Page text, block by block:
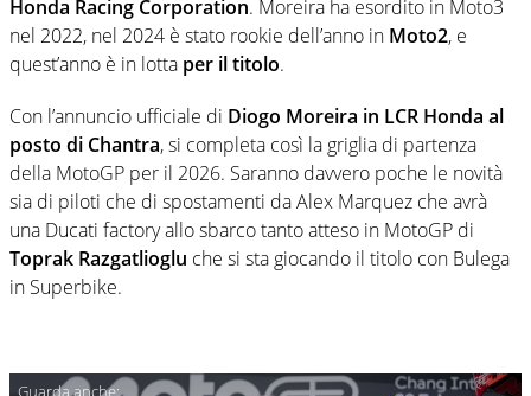
Honda Racing Corporation. Moreira ha esordito in Moto3
nel 2022, nel 2024 è stato rookie dell’anno in Moto2, e
quest’anno è in lotta per il titolo.
Con l’annuncio ufficiale di Diogo Moreira in LCR Honda al
posto di Chantra, si completa così la griglia di partenza
della MotoGP per il 2026. Saranno davvero poche le novità
sia di piloti che di spostamenti da Alex Marquez che avrà
una Ducati factory allo sbarco tanto atteso in MotoGP di
Toprak Razgatlioglu che si sta giocando il titolo con Bulega
in Superbike.